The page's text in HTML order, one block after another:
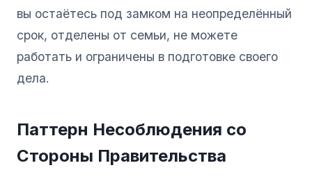
вы остаётесь под замком на неопределённый
срок, отделены от семьи, не можете
работать и ограничены в подготовке своего
дела.
Паттерн Несоблюдения со
Стороны Правительства